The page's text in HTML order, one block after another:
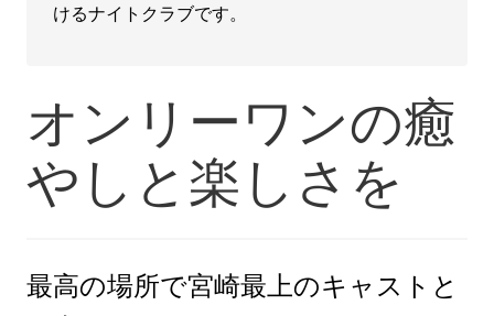
けるナイトクラブです。
オンリーワンの癒
やしと楽しさを
最高の場所で宮崎最上のキャストと